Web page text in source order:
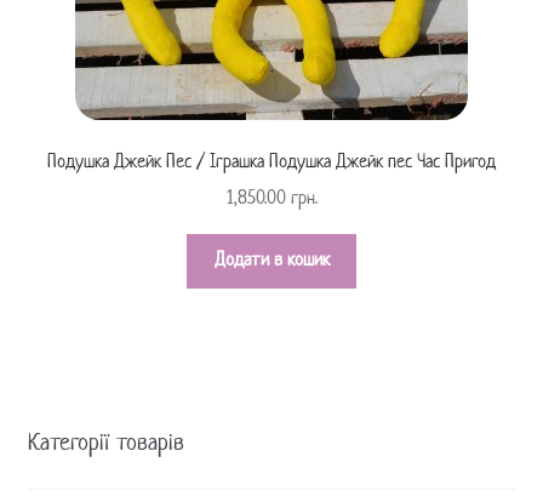
Подушка Джейк Пес / Іграшка Подушка Джейк пес Час Пригод
1,850.00 грн.
Додати в кошик
Категорії товарів